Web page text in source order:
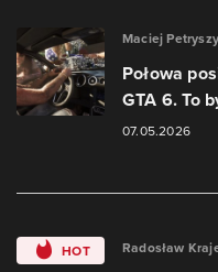
Maciej
Połowa
GTA 6. To
07.05.2026
HOT Radosław